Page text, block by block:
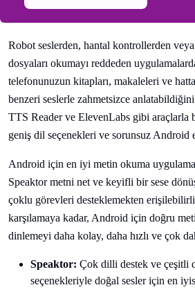
Robot seslerden, hantal kontrollerden veya
dosyaları okumayı reddeden
telefonunuzun kitapları, makaleleri ve
benzeri seslerle zahmetsizce
TTS Reader ve ElevenLabs gibi araçlarla
geniş dil seçenekleri ve sorunsuz Android
Android için en iyi metin okuma
Speaktor metni net ve keyifli bir sese
çoklu görevleri desteklemekten
karşılamaya kadar, Android için doğru
dinlemeyi daha kolay, daha hızlı ve çok
Speaktor: Çok dilli destek ve çeşitli
seçenekleriyle doğal sesler için en